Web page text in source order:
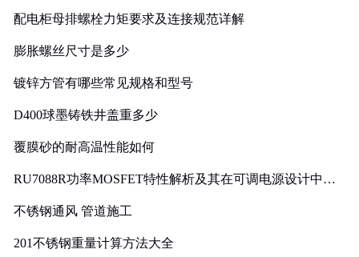
配电柜母排螺栓力矩要求及连接规范详解
膨胀螺丝尺寸是多少
镀锌方管有哪些常见规格和型号
D400球墨铸铁井盖重多少
覆膜砂的耐高温性能如何
RU7088R功率MOSFET特性解析及其在可调电源设计中的
不锈钢通风 管道施工
201不锈钢重量计算方法大全